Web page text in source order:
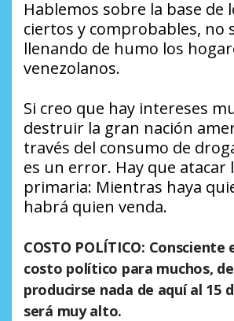
Hablemos sobre la base de
ciertos y comprobables, no
llenando de humo los
venezolanos.
Si creo que hay intereses
destruir la gran nación
través del consumo de
es un error. Hay que atacar
primaria: Mientras haya
habrá quien venda.
COSTO POLÍTICO: Consciente
costo político para muchos,
producirse nada de aquí al 15
será muy alto.